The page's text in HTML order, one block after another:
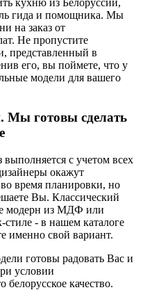
кухню из Белоруссии,
гида и помощника. Мы
на заказ от
Не пропустите
представленный в
его, вы поймете, что у
модели для вашего
Мы готовы сделать
с учетом всех
окажут
время планировки, но
Вы. Классический
модерн из МДФ или
- в нашем каталоге
именно свой вариант.
готовы радовать Вас и
условии
белорусское качество.